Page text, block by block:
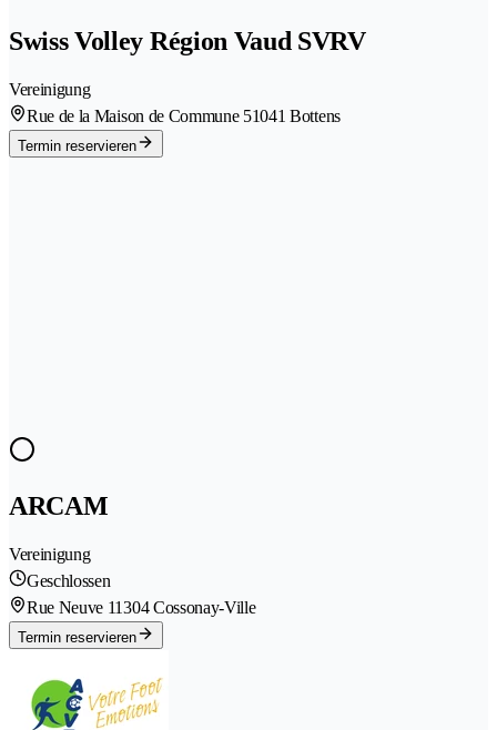
Swiss Volley Région Vaud SVRV
Vereinigung
Rue de la Maison de Commune 51041 Bottens
Termin reservieren
ARCAM
Vereinigung
Geschlossen
Rue Neuve 11304 Cossonay-Ville
Termin reservieren